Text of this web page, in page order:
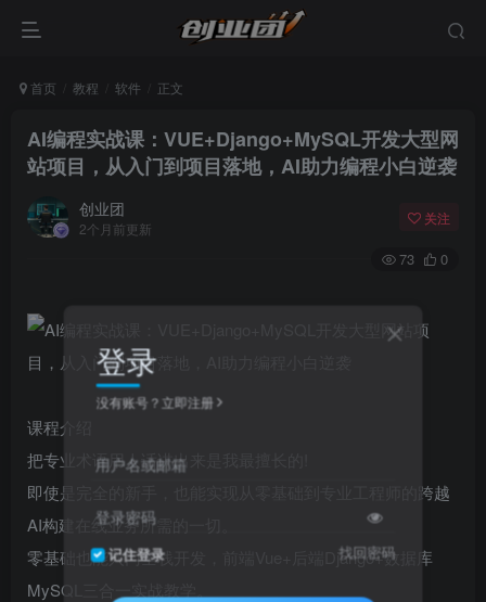
首页 教程 软件 正文
AI编程实战课：VUE+Django+MySQL开发大型网
站项目，从入门到项目落地，AI助力编程小白逆袭
创业团
2个月前更新
关注
73 0
课程介绍
把专业术语用人话讲出来是我最擅长的!
即使是完全的新手，也能实现从零基础到专业工程师的跨越
AI构建在线业务所需的一切。
零基础也能入门全栈开发，前端Vue+后端Django+数据库
MySQL三合一实战教学。
登录
没有账号？立即注册
用户名或邮箱
登录密码
记住登录 找回密码